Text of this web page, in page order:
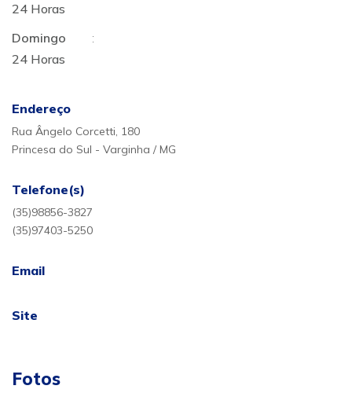
24 Horas
Domingo
:
24 Horas
Endereço
Rua Ângelo Corcetti, 180
Princesa do Sul - Varginha / MG
Telefone(s)
(35)98856-3827
(35)97403-5250
Email
Site
Fotos